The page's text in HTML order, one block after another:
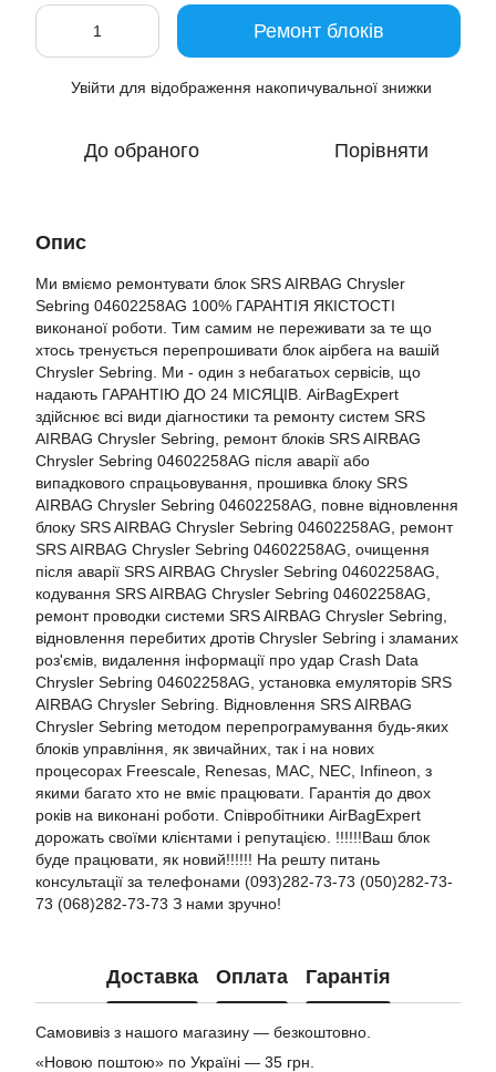
Ремонт блоків
Увійти для відображення накопичувальної знижки
До обраного Порівняти
Опис
Ми вміємо ремонтувати блок SRS AIRBAG Chrysler
Sebring 04602258AG 100% ГАРАНТІЯ ЯКІСТОСТІ
виконаної роботи. Тим самим не переживати за те що
хтось тренується перепрошивати блок аірбега на вашій
Chrysler Sebring. Ми - один з небагатьох сервісів, що
надають ГАРАНТІЮ ДО 24 МІСЯЦІВ. AirBagExpert
здійснює всі види діагностики та ремонту систем SRS
AIRBAG Chrysler Sebring, ремонт блоків SRS AIRBAG
Chrysler Sebring 04602258AG після аварії або
випадкового спрацьовування, прошивка блоку SRS
AIRBAG Chrysler Sebring 04602258AG, повне відновлення
блоку SRS AIRBAG Chrysler Sebring 04602258AG, ремонт
SRS AIRBAG Chrysler Sebring 04602258AG, очищення
після аварії SRS AIRBAG Chrysler Sebring 04602258AG,
кодування SRS AIRBAG Chrysler Sebring 04602258AG,
ремонт проводки системи SRS AIRBAG Chrysler Sebring,
відновлення перебитих дротів Chrysler Sebring і зламаних
роз'ємів, видалення інформації про удар Crash Data
Chrysler Sebring 04602258AG, установка емуляторів SRS
AIRBAG Chrysler Sebring. Відновлення SRS AIRBAG
Chrysler Sebring методом перепрограмування будь-яких
блоків управління, як звичайних, так і на нових
процесорах Freescale, Renesas, MAC, NEC, Infineon, з
якими багато хто не вміє працювати. Гарантія до двох
років на виконані роботи. Співробітники AirBagExpert
дорожать своїми клієнтами і репутацією. !!!!!!Ваш блок
буде працювати, як новий!!!!!! На решту питань
консультації за телефонами (093)282-73-73 (050)282-73-
73 (068)282-73-73 З нами зручно!
Доставка Оплата Гарантія
Самовивіз з нашого магазину — безкоштовно.
«Новою поштою» по Україні — 35 грн.